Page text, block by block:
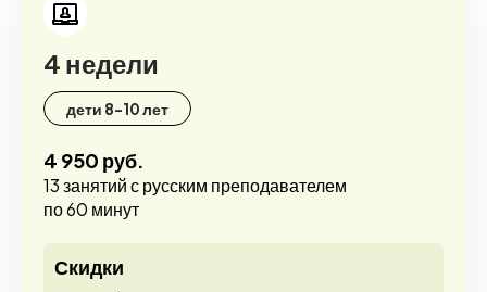
4 недели
дети 8-10 лет
4 950 руб.
13 занятий с русским преподавателем
по 60 минут
Скидки